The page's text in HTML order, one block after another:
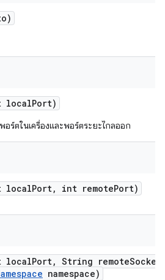
localPort)
อร์ตในเครื่องและพอร์ตระยะไกลออก
localPort, int remotePort)
localPort, String remoteSocket
namespace)